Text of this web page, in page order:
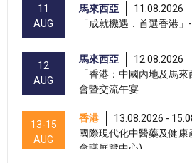
11
AUG
馬來西亞
11.08.2026
「成就機遇．首選香港
12
AUG
馬來西亞
12.08.2026
「香港：中國內地及馬
會暨交流午宴
13-15
AUG
香港
13.08.2026 -
國際現代化中醫藥及健
會議展覽中心)